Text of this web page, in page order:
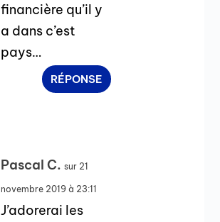
financière qu’il y
a dans c’est
pays…
RÉPONSE
Pascal C. sur 21
novembre 2019 à 23:11
J’adorerai les